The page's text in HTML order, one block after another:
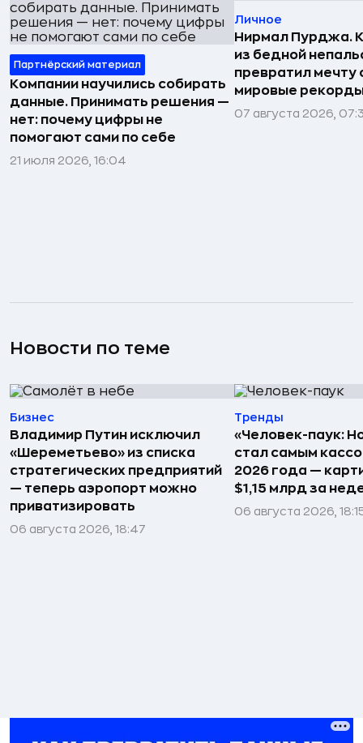
Партнёрский материал
Компании научились собирать
данные. Принимать решения —
нет: почему цифры не
помогают сами по себе
21 июля 2026, 16:04
Личное
Нирмал Пурджа.
из бедной
превратил мечту
мировые рекорды
07 августа 2026,
Новости по теме
Бизнес
Владимир Путин исключил
«Шереметьево» из списка
стратегических предприятий
— теперь аэропорт можно
приватизировать
06 августа 2026, 18:47
Тренды
«Человек-паук:
стал самым
2026 года —
$1,15 млрд за
06 августа 2026,